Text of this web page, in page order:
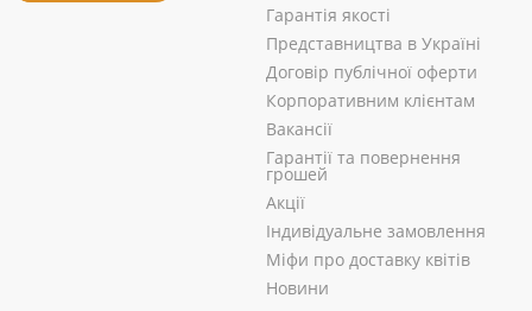
Гарантія якості
Представництва в Україні
Договір публічної оферти
Корпоративним клієнтам
Вакансії
Гарантії та повернення
грошей
Акції
Індивідуальне замовлення
Міфи про доставку квітів
Новини